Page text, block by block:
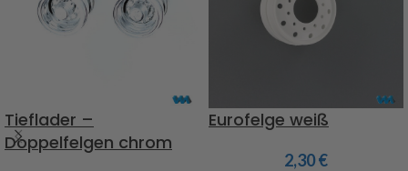
Tieflader –
Doppelfelgen chrom
Eurofelge weiß
2,30€